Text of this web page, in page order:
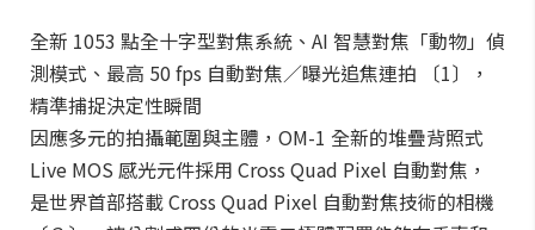
全新 1053 點全十字型對焦系統、AI 智慧對焦「動物」偵
測模式、最高 50 fps 自動對焦／曝光追焦連拍 〔1〕，
精準捕捉決定性瞬間
因應多元的拍攝範圍與主體，OM-1 全新的堆疊背照式
Live MOS 感光元件採用 Cross Quad Pixel 自動對焦，
是世界首部搭載 Cross Quad Pixel 自動對焦技術的相機